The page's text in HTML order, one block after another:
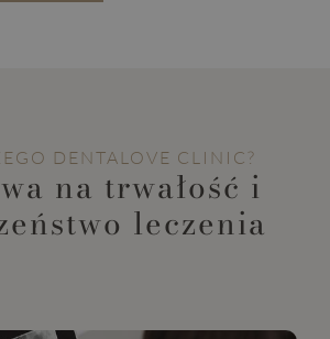
na trwałość i
leczenia
DENTALOVE CLINIC?